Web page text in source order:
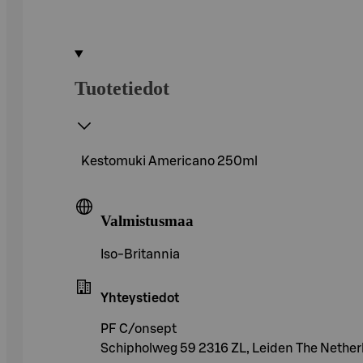
Tuotetiedot
Kestomuki Americano 250ml
Valmistusmaa
Iso-Britannia
Yhteystiedot
PF C/onsept
Schipholweg 59 2316 ZL, Leiden The